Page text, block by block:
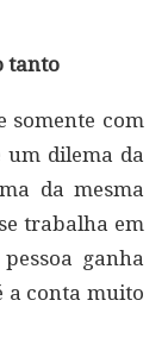
tanto
somente com
um dilema da
da mesma
trabalha em
ganha
a conta muito